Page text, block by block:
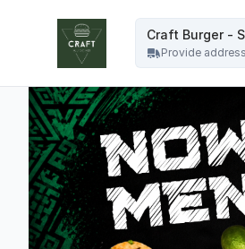
Craft Burger -
Provide